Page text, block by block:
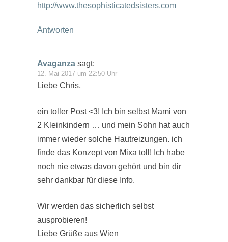
http://www.thesophisticatedsisters.com
Antworten
Avaganza sagt:
12. Mai 2017 um 22:50 Uhr
Liebe Chris,
ein toller Post <3! Ich bin selbst Mami von
2 Kleinkindern … und mein Sohn hat auch
immer wieder solche Hautreizungen. ich
finde das Konzept von Mixa toll! Ich habe
noch nie etwas davon gehört und bin dir
sehr dankbar für diese Info.
Wir werden das sicherlich selbst
ausprobieren!
Liebe Grüße aus Wien